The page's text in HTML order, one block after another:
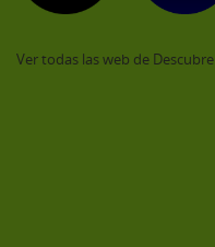
Ver todas las web de Descubre